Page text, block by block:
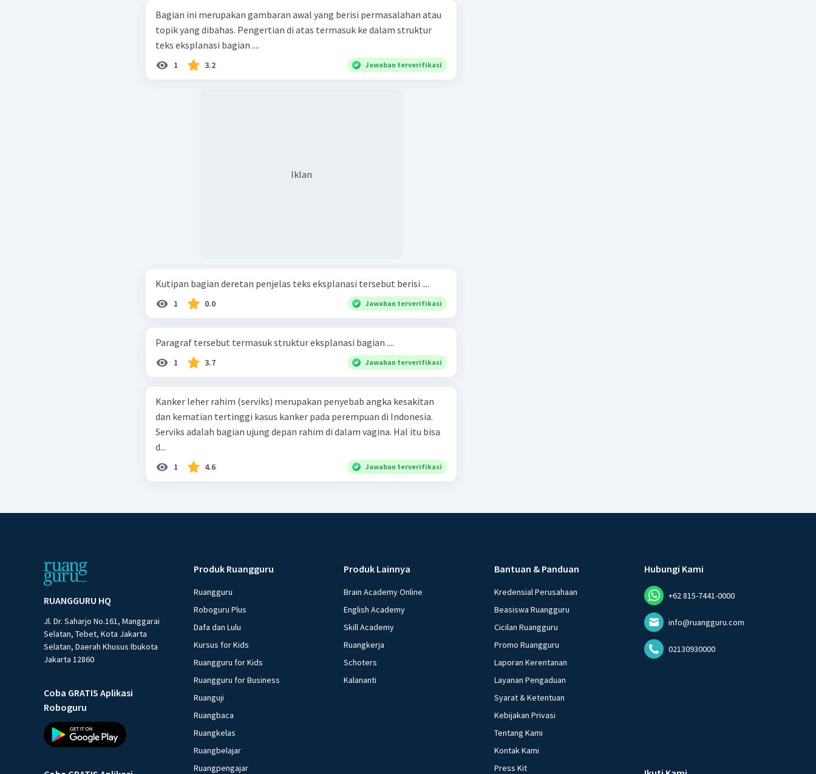
Bagian ini merupakan gambaran awal yang berisi permasalahan atau
topik yang dibahas. Pengertian di atas termasuk ke dalam struktur
teks eksplanasi bagian ....
1 3.2 Jawaban terverifikasi
Iklan
Kutipan bagian deretan penjelas teks eksplanasi tersebut berisi ....
1 0.0 Jawaban terverifikasi
Paragraf tersebut termasuk struktur eksplanasi bagian ....
1 3.7 Jawaban terverifikasi
Kanker leher rahim (serviks) merupakan penyebab angka kesakitan
dan kematian tertinggi kasus kanker pada perempuan di Indonesia.
Serviks adalah bagian ujung depan rahim di dalam vagina. Hal itu bisa
d...
1 4.6 Jawaban terverifikasi
RUANGGURU HQ
Jl. Dr. Saharjo No.161, Manggarai
Selatan, Tebet, Kota Jakarta
Selatan, Daerah Khusus Ibukota
Jakarta 12860
Coba GRATIS Aplikasi
Roboguru
Produk Ruangguru
Ruangguru
Roboguru Plus
Dafa dan Lulu
Kursus for Kids
Ruangguru for Kids
Ruangguru for Business
Ruanguji
Ruangbaca
Ruangkelas
Ruangbelajar
Ruangpengajar
Produk Lainnya
Brain Academy Online
English Academy
Skill Academy
Ruangkerja
Schoters
Kalananti
Bantuan & Panduan
Kredensial Perusahaan
Beasiswa Ruangguru
Cicilan Ruangguru
Promo Ruangguru
Laporan Kerentanan
Layanan Pengaduan
Syarat & Ketentuan
Kebijakan Privasi
Tentang Kami
Kontak Kami
Press Kit
Hubungi Kami
+62 815-7441-0000
info@ruangguru.com
02130930000